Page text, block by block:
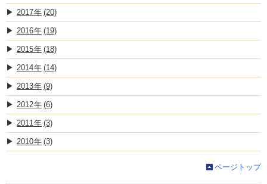
2017 (20)
2016 (19)
2015 (18)
2014 (14)
2013 (9)
2012 (6)
2011 (3)
2010 (3)
ページトップ